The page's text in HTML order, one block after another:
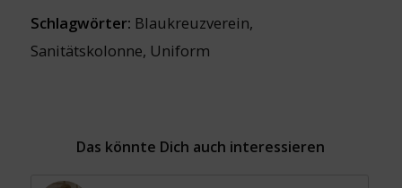
Schlagwörter: Blaukreuzverein,
Sanitätskolonne, Uniform
Das könnte Dich auch interessieren